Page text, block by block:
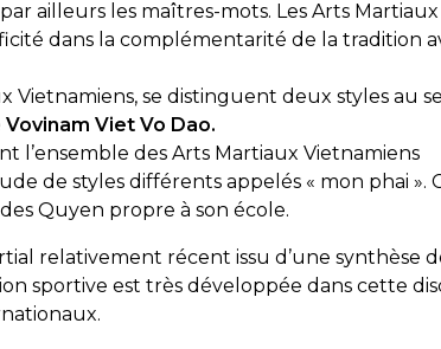
ailleurs les maîtres-mots. Les Arts Martiaux
dans la complémentarité de la tradition
Vietnamiens, se distinguent deux styles au
Vovinam Viet Vo Dao.
l’ensemble des Arts Martiaux Vietnamiens
de styles différents appelés « mon phai ».
Quyen propre à son école.
relativement récent issu d’une synthèse
sportive est très développée dans cette